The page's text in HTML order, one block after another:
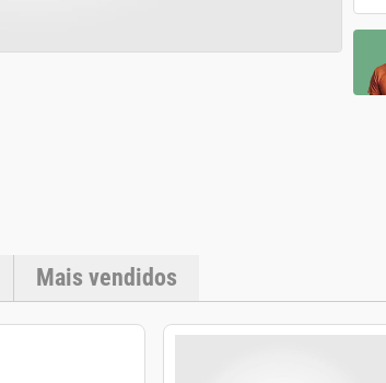
Mais vendidos